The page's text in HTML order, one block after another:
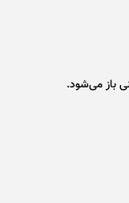
باز می‌شود.